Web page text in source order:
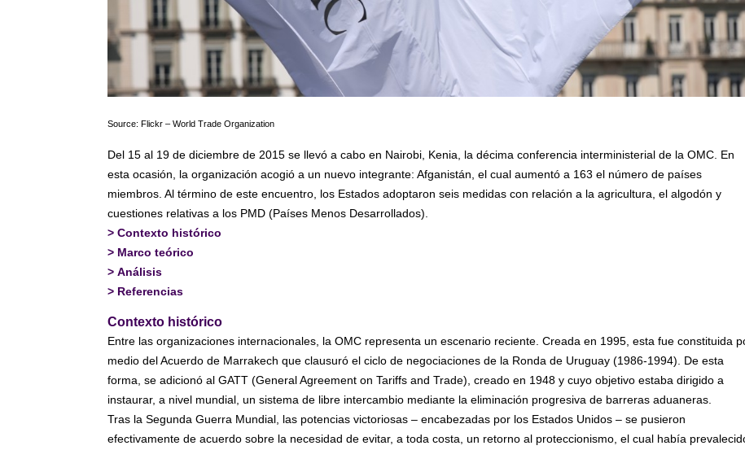
Source: Flickr – World Trade Organization
Del 15 al 19 de diciembre de 2015 se llevó a cabo en Nairobi, Kenia, la décima conferencia interministerial de la OMC. En
esta ocasión, la organización acogió a un nuevo integrante: Afganistán, el cual aumentó a 163 el número de países
miembros. Al término de este encuentro, los Estados adoptaron seis medidas con relación a la agricultura, el algodón y
cuestiones relativas a los PMD (Países Menos Desarrollados).
> Contexto histórico
> Marco teórico
> Análisis
> Referencias
Contexto histórico
Entre las organizaciones internacionales, la OMC representa un escenario reciente. Creada en 1995, esta fue constituida
medio del Acuerdo de Marrakech que clausuró el ciclo de negociaciones de la Ronda de Uruguay (1986-1994). De esta
forma, se adicionó al GATT (General Agreement on Tariffs and Trade), creado en 1948 y cuyo objetivo estaba dirigido a
instaurar, a nivel mundial, un sistema de libre intercambio mediante la eliminación progresiva de barreras aduaneras.
Tras la Segunda Guerra Mundial, las potencias victoriosas – encabezadas por los Estados Unidos – se pusieron
efectivamente de acuerdo sobre la necesidad de evitar, a toda costa, un retorno al proteccionismo, el cual había